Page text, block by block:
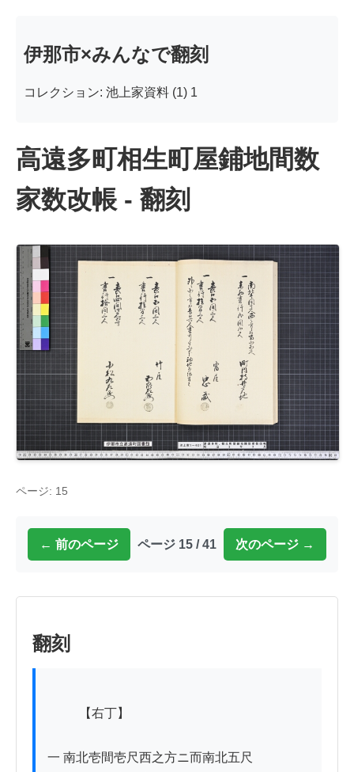
伊那市×みんなで翻刻
コレクション: 池上家資料 (1) 1
高遠多町相生町屋鋪地間数
家数改帳 - 翻刻
ページ: 15
← 前のページ ページ 15 / 41 次のページ →
翻刻
一 南北壱間壱尺西之方ニ而南北五尺